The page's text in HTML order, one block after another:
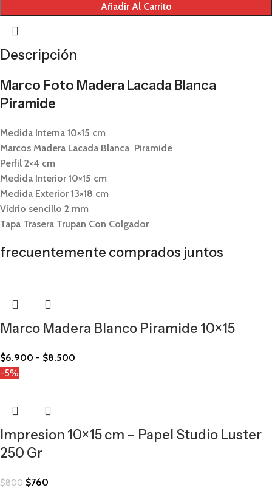
Añadir Al Carrito
Descripción
Marco Foto Madera Lacada Blanca
Piramide
Medida Interna 10×15 cm
Marcos Madera Lacada Blanca Piramide
Perfil 2×4 cm
Medida Interior 10×15 cm
Medida Exterior 13×18 cm
Vidrio sencillo 2 mm
Tapa Trasera Trupan Con Colgador
frecuentemente comprados juntos
Marco Madera Blanco Piramide 10×15
$6.900 - $8.500
-5%
Impresion 10×15 cm – Papel Studio Luster
250 Gr
$800 $760